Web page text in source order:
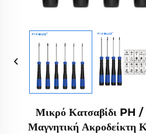
Μικρό Κατσαβίδι PH
Μαγνητική Ακροδείκτη